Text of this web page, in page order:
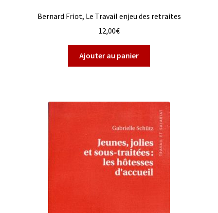
Bernard Friot, Le Travail enjeu des retraites
12,00€
Ajouter au panier